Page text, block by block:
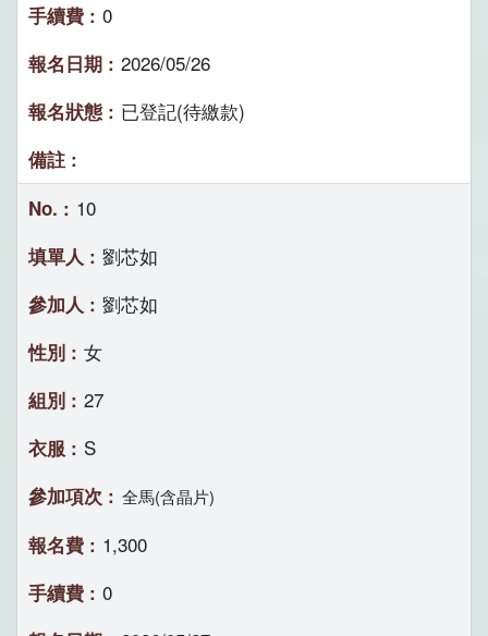
0
2026/05/26
已登記(待繳款)
10
劉芯如
劉芯如
女
27
S
全馬(含晶片)
1,300
0